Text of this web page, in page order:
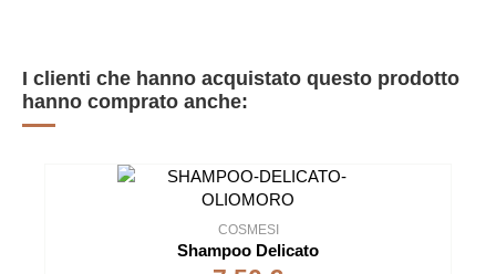
I clienti che hanno acquistato questo prodotto
hanno comprato anche:
COSMESI
Shampoo Delicato